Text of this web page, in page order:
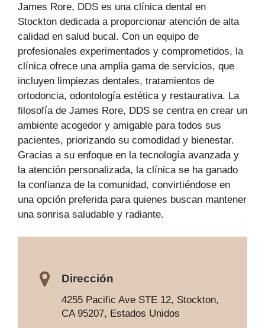
James Rore, DDS es una clínica dental en
Stockton dedicada a proporcionar atención de alta
calidad en salud bucal. Con un equipo de
profesionales experimentados y comprometidos, la
clínica ofrece una amplia gama de servicios, que
incluyen limpiezas dentales, tratamientos de
ortodoncia, odontología estética y restaurativa. La
filosofía de James Rore, DDS se centra en crear un
ambiente acogedor y amigable para todos sus
pacientes, priorizando su comodidad y bienestar.
Gracias a su enfoque en la tecnología avanzada y
la atención personalizada, la clínica se ha ganado
la confianza de la comunidad, convirtiéndose en
una opción preferida para quienes buscan mantener
una sonrisa saludable y radiante.
Dirección
4255 Pacific Ave STE 12, Stockton,
CA 95207, Estados Unidos